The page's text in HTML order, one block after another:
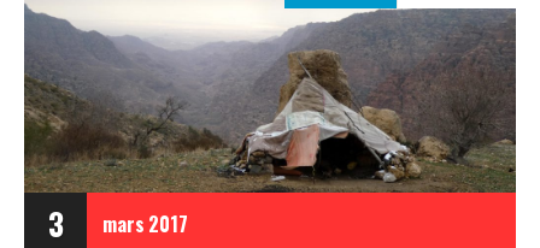
3 mars 2017